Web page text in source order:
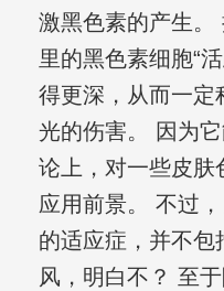
激黑色素的产生。
里的黑色素细胞“
得更深，从而一定
光的伤害。 因为
论上，对一些皮肤
应用前景。 不过
的适应症，并不包
风，明白不？ 至